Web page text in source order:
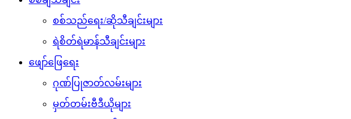
စစ်သည်ရေး/ဆိုသီချင်းများ
ရဲစိတ်ရဲမာန်သီချင်းများ
ဖျော်ဖြေရေး
ဂုဏ်ပြုဇာတ်လမ်းများ
မှတ်တမ်းဗီဒီယိုများ